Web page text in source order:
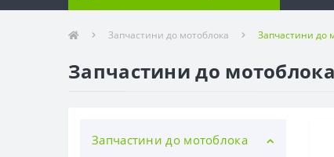
Запчастини до мотоблока Запчастини до
Запчастини до
Запчастини до мотоблока